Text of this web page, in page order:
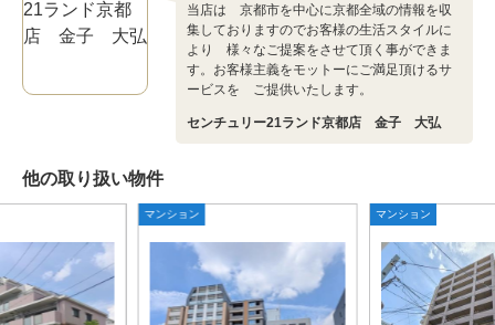
当店は 京都市を中心に京都全域の情報を収
集しておりますのでお客様の生活スタイルに
より 様々なご提案をさせて頂く事ができま
す。お客様主義をモットーにご満足頂けるサ
ービスを ご提供いたします。
センチュリー21ランド京都店 金子 大弘
他の取り扱い物件
マンション マンション